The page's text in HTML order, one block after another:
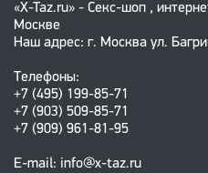
«X-Taz.ru» - Секс-шоп ,
Москве
Наш адрес: г. Москва ул.
Телефоны:
+7 (495) 199-85-71
+7 (903) 509-85-71
+7 (909) 961-81-95
E-mail: info@x-taz.ru